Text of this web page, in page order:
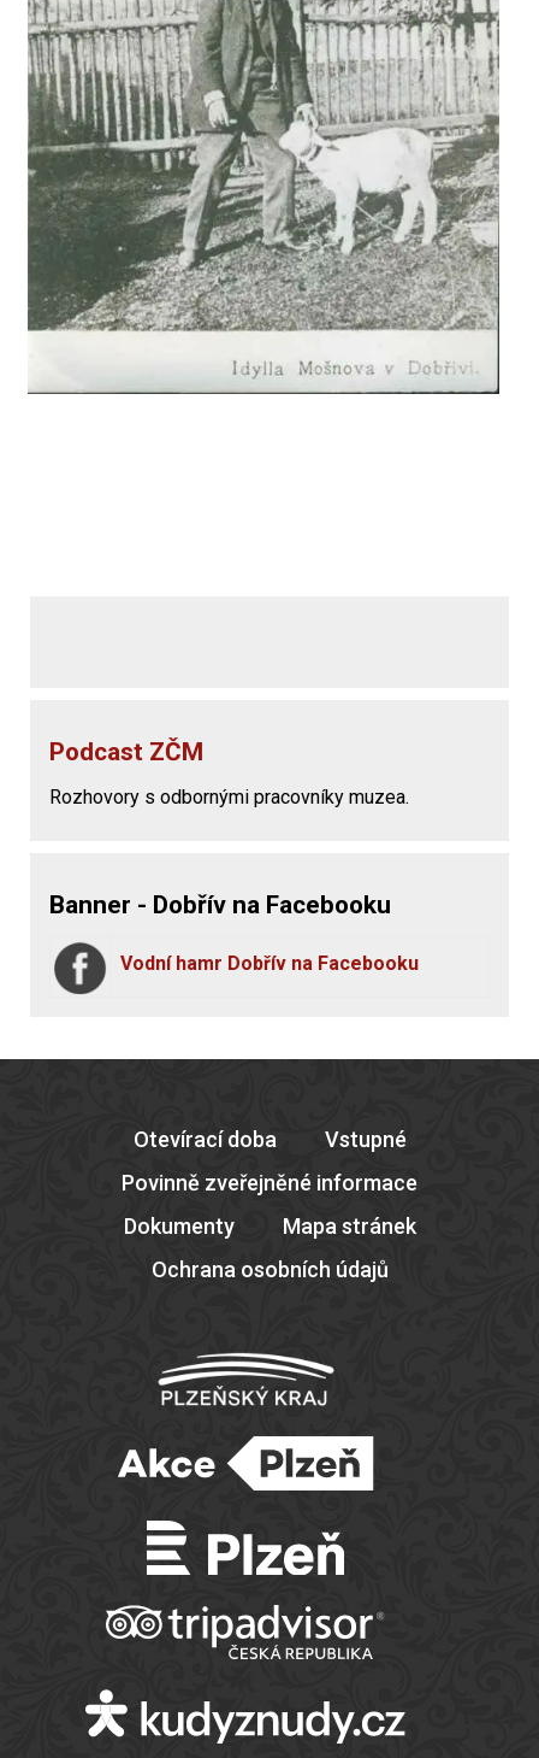
Podcast ZČM
Rozhovory s odbornými pracovníky muzea.
Banner - Dobřív na Facebooku
Vodní hamr Dobřív na Facebooku
Otevírací doba
Vstupné
Povinně zveřejněné informace
Dokumenty
Mapa stránek
Ochrana osobních údajů